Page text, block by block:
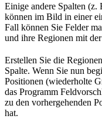
Einige andere Spalten (z.
können im Bild in einer
Fall können Sie Felder
und ihre Regionen mit
Erstellen Sie die
Spalte. Wenn Sie nun
Positionen (wiederholte
das Programm
zu den vorhergehenden
hat.